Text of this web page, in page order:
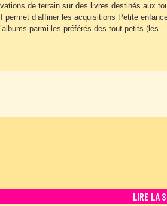
de terrain sur des livres destinés aux
d’affiner les acquisitions Petite
parmi les préférés des tout-petits (les
LIRE LA